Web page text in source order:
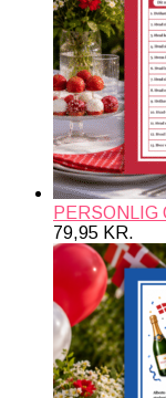
79,95 KR.